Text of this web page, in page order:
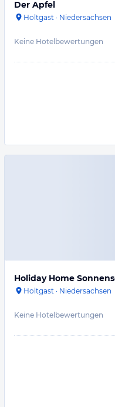
Der Apfel
Holtgast · Niedersachsen
Keine Hotelbewertungen
Holiday Home
Holtgast · Niedersachsen
Keine Hotelbewertungen